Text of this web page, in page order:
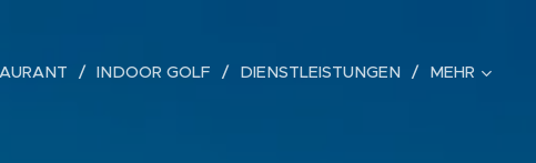
INDOOR GOLF DIENSTLEISTUNGEN MEHR